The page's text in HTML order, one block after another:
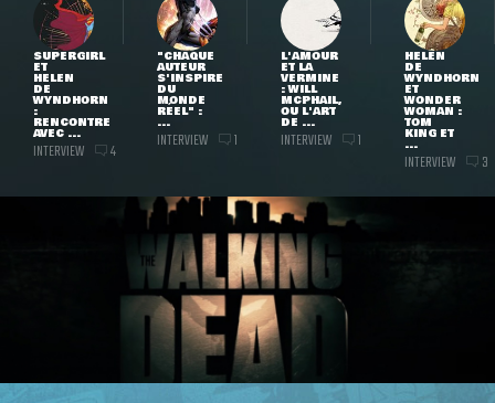
SUPERGIRL
ET
HELEN
DE
WYNDHORN
:
RENCONTRE
AVEC ...
INTERVIEW 4
"CHAQUE
AUTEUR
S'INSPIRE
DU
MONDE
RÉEL" :
...
INTERVIEW 1
L'AMOUR
ET LA
VERMINE
: WILL
MCPHAIL,
OU L'ART
DE ...
INTERVIEW 1
HELEN
DE
WYNDHORN
ET
WONDER
WOMAN :
TOM
KING ET
...
INTERVIEW 3